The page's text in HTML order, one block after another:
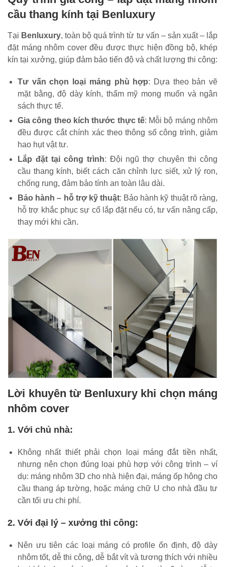
cầu thang kính tại Benluxury
Tại Benluxury, toàn bộ quá trình từ tư vấn – sản xuất – lắp
đặt máng nhôm cover đều được thực hiện đồng bộ, khép
kín tại xưởng, giúp đảm bảo tiến độ và chất lượng thi công:
Tư vấn chọn loại máng phù hợp: Dựa theo bản vẽ
mặt bằng, độ dày kính, thẩm mỹ mong muốn và ngân
sách thực tế.
Gia công theo kích thước thực tế: Mỗi bộ máng nhôm
đều được cắt chính xác theo thông số công trình, giảm
hao hụt vật tư.
Lắp đặt tại công trình: Đội ngũ thợ chuyên thi công
cầu thang kính, biết cách căn chỉnh lực siết, xử lý ron,
chống rung, đảm bảo tính an toàn lâu dài.
Bảo hành – hỗ trợ kỹ thuật: Bảo hành kỹ thuật rõ ràng,
hỗ trợ khắc phục sự cố lắp đặt nếu có, tư vấn nâng cấp,
thay mới khi cần.
Lời khuyên từ Benluxury khi chọn máng
nhôm cover
1. Với chủ nhà:
Không nhất thiết phải chọn loại máng đắt tiền nhất,
nhưng nên chọn đúng loại phù hợp với công trình – ví
dụ: máng nhôm 3D cho nhà hiện đại, máng ốp hông cho
cầu thang áp tường, hoặc máng chữ U cho nhà đầu tư
cần tối ưu chi phí.
2. Với đại lý – xưởng thi công:
Nên ưu tiên các loại máng có profile ổn định, độ dày
nhôm tốt, dễ thi công, dễ bắt vít và tương thích với nhiều